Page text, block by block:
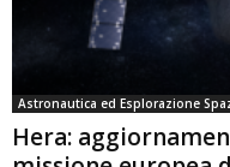
Astronautica ed Esplorazione
Hera: